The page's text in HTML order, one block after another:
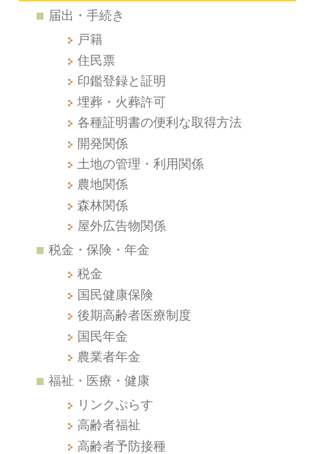
届出・手続き
戸籍
住民票
印鑑登録と証明
埋葬・火葬許可
各種証明書の便利な取得方法
開発関係
土地の管理・利用関係
農地関係
森林関係
屋外広告物関係
税金・保険・年金
税金
国民健康保険
後期高齢者医療制度
国民年金
農業者年金
福祉・医療・健康
リンクぷらす
高齢者福祉
高齢者予防接種